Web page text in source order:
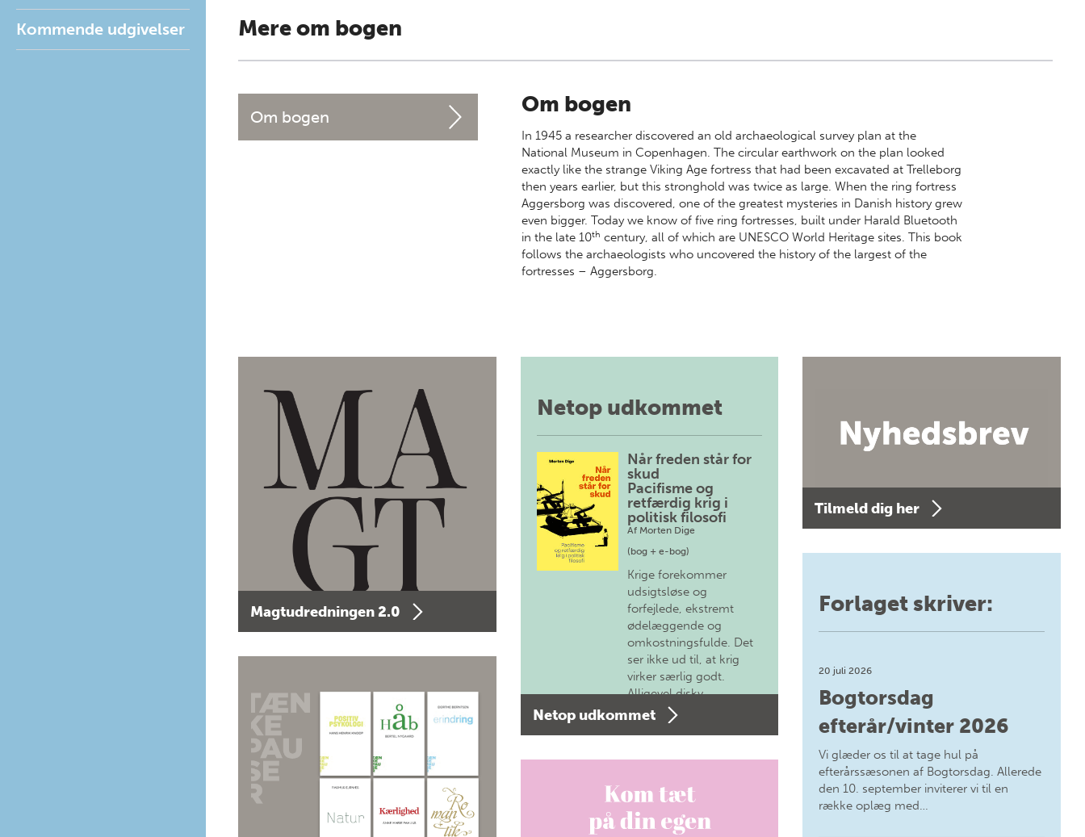
Kommende udgivelser Mere om bogen
Om bogen Om bogen
In 1945 a researcher discovered an old archaeological survey plan at the
National Museum in Copenhagen. The circular earthwork on the plan looked
exactly like the strange Viking Age fortress that had been excavated at Trelleborg
then years earlier, but this stronghold was twice as large. When the ring fortress
Aggersborg was discovered, one of the greatest mysteries in Danish history grew
even bigger. Today we know of five ring fortresses, built under Harald Bluetooth
in the late 10th century, all of which are UNESCO World Heritage sites. This book
follows the archaeologists who uncovered the history of the largest of the
fortresses – Aggersborg.
Magtudredningen 2.0
Netop udkommet
Når freden står for
skud
Pacifisme og
retfærdig krig i
politisk filosofi
Af Morten Dige
(bog + e-bog)
Krige forekommer
udsigtsløse og
forfejlede, ekstremt
ødelæggende og
omkostningsfulde. Det
ser ikke ud til, at krig
virker særlig godt.
Alligevel diskv…
Netop udkommet
Tilmeld dig her
Forlaget skriver:
20 juli 2026
Bogtorsdag
efterår/vinter 2026
Vi glæder os til at tage hul på
efterårssæsonen af Bogtorsdag. Allerede
den 10. september inviterer vi til en
række oplæg med…